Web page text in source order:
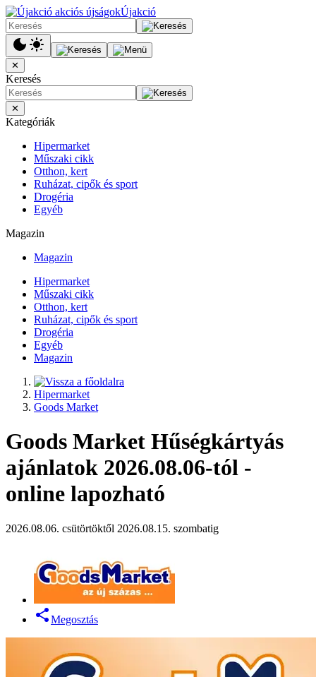
Újakció
✕
Keresés
✕
Kategóriák
Hipermarket
Műszaki cikk
Otthon, kert
Ruházat, cipők és sport
Drogéria
Egyéb
Magazin
Magazin
Hipermarket
Műszaki cikk
Otthon, kert
Ruházat, cipők és sport
Drogéria
Egyéb
Magazin
Hipermarket
Goods Market
Goods Market Hűségkártyás
ajánlatok 2026.08.06-tól -
online lapozható
2026.08.06. csütörtöktől 2026.08.15. szombatig
Megosztás